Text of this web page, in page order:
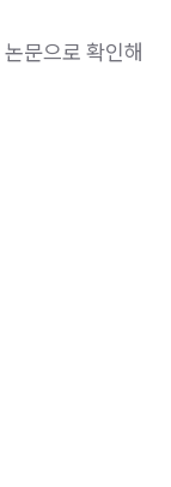
문으로 확인해